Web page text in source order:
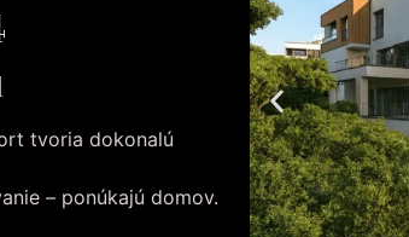
tvoria dokonalú
– ponúkajú domov.